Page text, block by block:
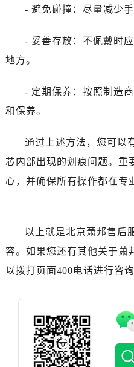
- 避免碰撞：尽量减少
- 妥善存放：不佩戴时
地方。
- 定期保养：按照制造
和保养。
通过上述方法，您可以
芯内部出现的划痕问题。重
心，并确保所有操作都在专
以上就是北京萧邦售后
容。如果您还有其他关于萧
以拨打页面400电话进行咨